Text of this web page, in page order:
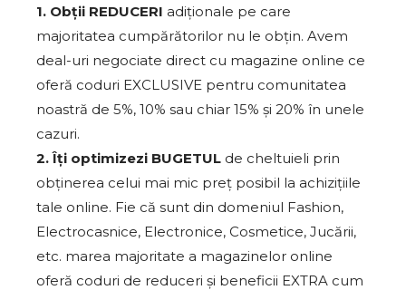
1. Obții REDUCERI adiționale pe care
majoritatea cumpărătorilor nu le obțin. Avem
deal-uri negociate direct cu magazine online ce
oferă coduri EXCLUSIVE pentru comunitatea
noastră de 5%, 10% sau chiar 15% și 20% în unele
cazuri.
2. Îți optimizezi BUGETUL de cheltuieli prin
obținerea celui mai mic preț posibil la achizițiile
tale online. Fie că sunt din domeniul Fashion,
Electrocasnice, Electronice, Cosmetice, Jucării,
etc. marea majoritate a magazinelor online
oferă coduri de reduceri și beneficii EXTRA cum